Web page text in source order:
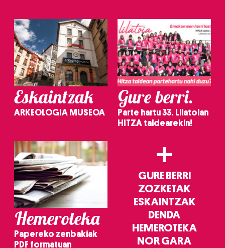
Eskaintzak
ARKEOLOGIA MUSEOA
Gure berri.
Parte hartu 33. Lilatoian
HITZA taldearekin!
Hemeroteka
Papereko zenbakiak
PDF formatuan
+
GURE BERRI
ZOZKETAK
ESKAINTZAK
DENDA
HEMEROTEKA
NOR GARA